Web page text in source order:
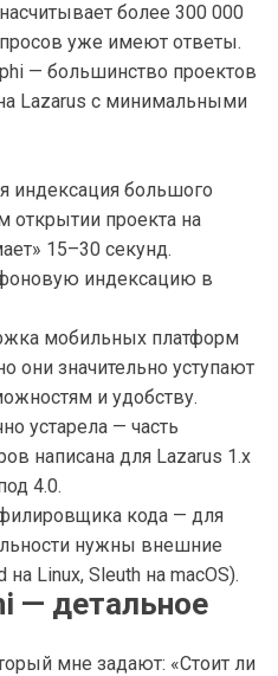
более 300 000
уже имеют ответы.
— большинство проектов
Lazarus с минимальными
индексация большого
открытии проекта на
15–30 секунд.
индексацию в
мобильных платформ
они значительно уступают
и удобству.
устарела — часть
написана для Lazarus 1.x
4.0.
кода — для
нужны внешние
Linux, Sleuth на macOS).
— детальное
мне задают: «Стоит ли